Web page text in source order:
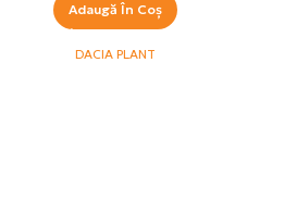
Adaugă În Coș
DACIA PLANT